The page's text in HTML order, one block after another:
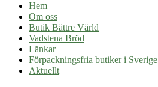
Hem
Om oss
Butik Bättre Värld
Vadstena Bröd
Länkar
Förpackningsfria butiker i Sverige
Aktuellt